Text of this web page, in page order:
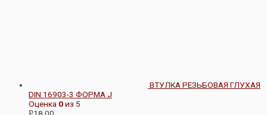
ВТУЛКА РЕЗЬБОВАЯ ГЛУХАЯ
DIN 16903-3 ФОРМА J
Оценка 0из 5